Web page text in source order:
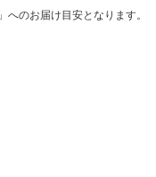
」へのお届け目安となります。